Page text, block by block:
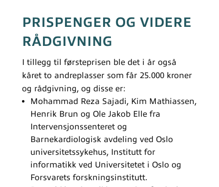
PRISPENGER OG VIDERE
RÅDGIVNING
I tillegg til førsteprisen ble det i år også
kåret to andreplasser som får 25.000 kroner
og rådgivning, og disse er:
Mohammad Reza Sajadi, Kim Mathiassen,
Henrik Brun og Ole Jakob Elle fra
Intervensjonssenteret og
Barnekardiologisk avdeling ved Oslo
universitetssykehus, Institutt for
informatikk ved Universitetet i Oslo og
Forsvarets forskningsinstitutt.